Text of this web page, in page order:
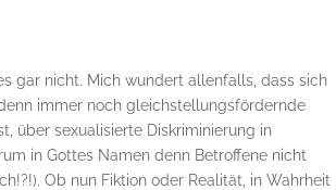
gar nicht. Mich wundert allenfalls, dass sich
immer noch gleichstellungsfördernde
über sexualisierte Diskriminierung in
in Gottes Namen denn Betroffene nicht
Ob nun Fiktion oder Realität, in Wahrheit